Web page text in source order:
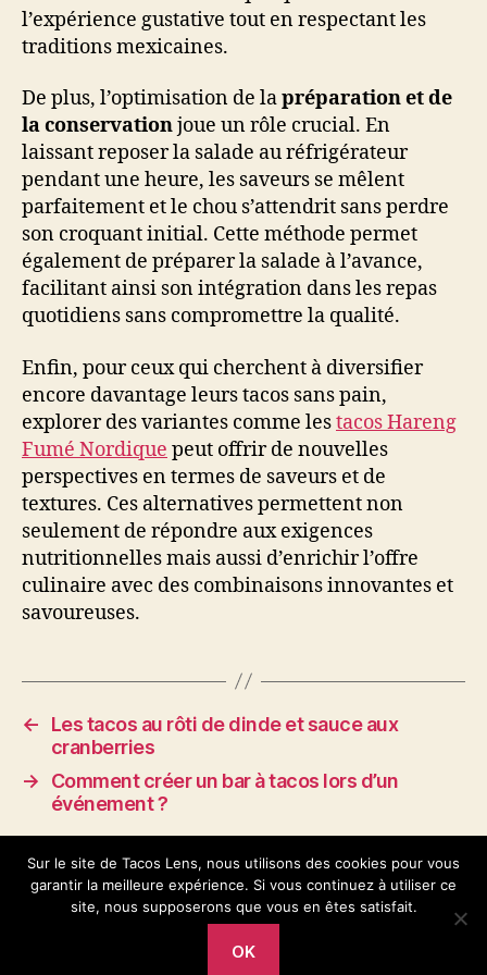
l’expérience gustative tout en respectant les
traditions mexicaines.
De plus, l’optimisation de lapréparation et de
la conservationjoue un rôle crucial. En
laissant reposer la salade au réfrigérateur
pendant une heure, les saveurs se mêlent
parfaitement et le chou s’attendrit sans perdre
son croquant initial. Cette méthode permet
également de préparer la salade à l’avance,
facilitant ainsi son intégration dans les repas
quotidiens sans compromettre la qualité.
Enfin, pour ceux qui cherchent à diversifier
encore davantage leurs tacos sans pain,
explorer des variantes comme lestacos Hareng
Fumé Nordique peut offrir de nouvelles
perspectives en termes de saveurs et de
textures. Ces alternatives permettent non
seulement de répondre aux exigences
nutritionnelles mais aussi d’enrichir l’offre
culinaire avec des combinaisons innovantes et
savoureuses.
←
Les tacos au rôti de dinde et sauce aux
cranberries
→
Comment créer un bar à tacos lors d’un
événement ?
Sur le site de Tacos Lens, nous utilisons des cookies pour vous
garantir la meilleure expérience. Si vous continuez à utiliser ce
site, nous supposerons que vous en êtes satisfait.
OK